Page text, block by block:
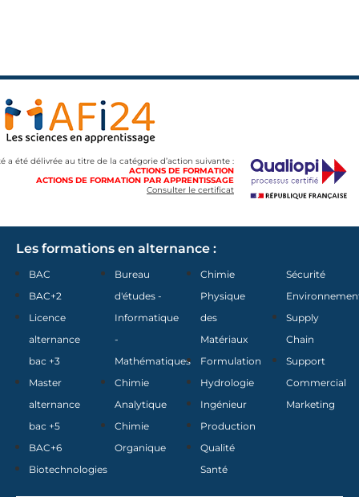
a été délivrée au titre de la catégorie d’action suivante :
ACTIONS DE FORMATION
ACTIONS DE FORMATION PAR APPRENTISSAGE
Consulter le certificat
Les formations en alternance :
BAC
BAC+2
Licence
alternance
bac +3
Master
alternance
bac +5
BAC+6
Biotechnologies
Bureau
d'études -
Informatique
-
Mathématiques
Chimie
Analytique
Chimie
Organique
Chimie
Physique
des
Matériaux
Formulation
Hydrologie
Ingénieur
Production
Qualité
Santé
Sécurité
Supply
Chain
Support
Commercial
Marketing